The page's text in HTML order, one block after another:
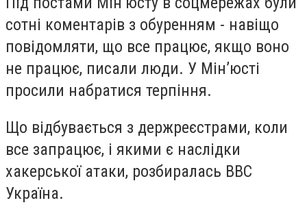
сотні коментарів з обуренням - навіщо
повідомляти, що все працює, якщо воно
не працює, писали люди. У Мінʼюсті
просили набратися терпіння.
Що відбувається з держреєстрами, коли
все запрацює, і якими є наслідки
хакерської атаки, розбиралась ВВС
Україна.